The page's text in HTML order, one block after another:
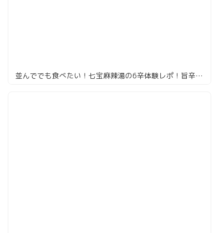
並んででも食べたい！七宝麻辣湯の6辛体験レポ！旨辛すぎてヤバい！